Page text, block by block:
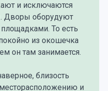
и исключаются
Дворы оборудуют
То есть
из окошечка
он там занимается.
близость
и